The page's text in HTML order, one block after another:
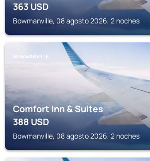
363USD
Bowmanville, 08 agosto 2026, 2 noches
BOWMANVILLE
Comfort Inn & Suites
388USD
Bowmanville, 08 agosto 2026, 2 noches